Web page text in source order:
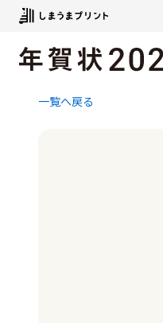
一覧へ戻る